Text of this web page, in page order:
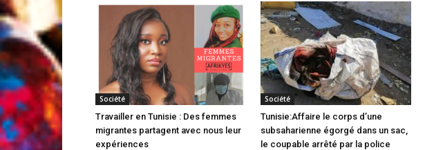
Société
Travailler en Tunisie : Des femmes
migrantes partagent avec nous leur
expériences
Société
Tunisie:Affaire le corps d’une
subsaharienne égorgé dans un sac,
le coupable arrêté par la police